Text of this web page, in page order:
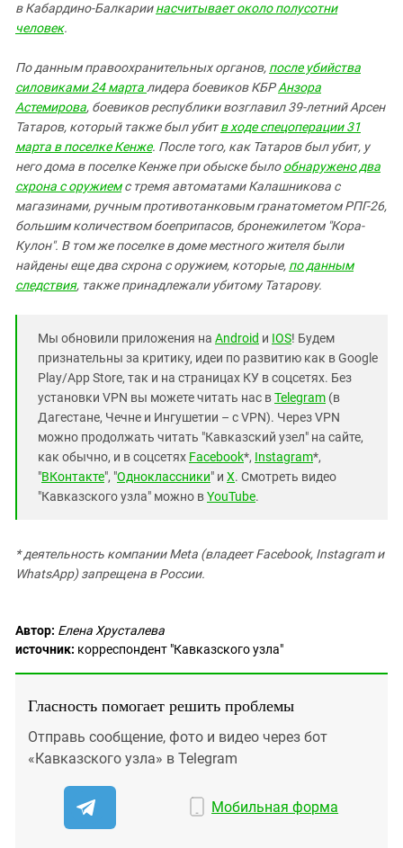
в Кабардино-Балкариинасчитывает около полусотни
человек.
По данным правоохранительных органов, после убийства
силовиками 24 марта лидера боевиков КБРАнзора
Астемирова, боевиков республики возглавил39-летний Арсен
Татаров, который также был убитв ходе спецоперации 31
марта в поселке Кенже. После того, как Татаров был убит, у
него дома в поселке Кенже при обыске былообнаружено два
схрона с оружиемс тремя автоматами Калашникова с
магазинами, ручным противотанковым гранатометом РПГ-26,
большим количеством боеприпасов, бронежилетом "Кора-
Кулон". В том же поселке в доме местного жителя были
найдены еще два схрона с оружием, которые, по данным
следствия, также принадлежали убитому Татарову.
Мы обновили приложения на Android и IOS! Будем
признательны за критику, идеи по развитию как в Google
Play/App Store, так и на страницах КУ в соцсетях. Без
установки VPN вы можете читать нас вTelegram (в
Дагестане, Чечне и Ингушетии – с VPN). Через VPN
можно продолжать читать "Кавказский узел" на сайте,
как обычно, и в соцсетях Facebook*, Instagram*,
"ВКонтакте", "Одноклассники" и X. Смотреть видео
"Кавказского узла" можно вYouTube.
* деятельность компании Meta (владеет Facebook, Instagram и
WhatsApp) запрещена в России.
Автор: Елена Хрусталева
источник: корреспондент "Кавказского узла"
Гласность помогает решить проблемы
Отправь сообщение, фото и видео через бот
«Кавказского узла» в Telegram
Мобильная форма